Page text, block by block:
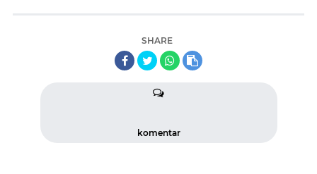
SHARE
komentar